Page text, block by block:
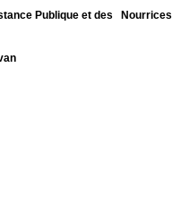
Publique et des Nourrices